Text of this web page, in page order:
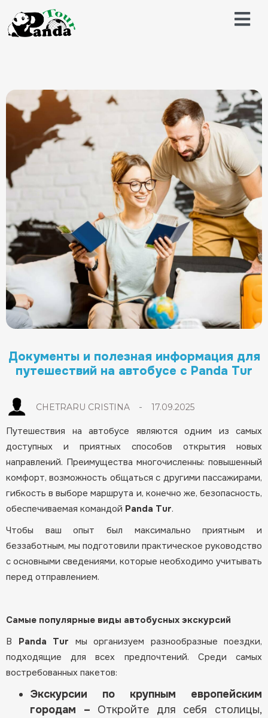
Документы и полезная информация для
путешествий на автобусе с Panda Tur
CHETRARU CRISTINA - 17.09.2025
Путешествия на автобусе являются одним из самых
доступных и приятных способов открытия новых
направлений. Преимущества многочисленны: повышенный
комфорт, возможность общаться с другими пассажирами,
гибкость в выборе маршрута и, конечно же, безопасность,
обеспечиваемая командой Panda Tur.
Чтобы ваш опыт был максимально приятным и
беззаботным, мы подготовили практическое руководство
с основными сведениями, которые необходимо учитывать
перед отправлением.
Самые популярные виды автобусных экскурсий
В Panda Tur мы организуем разнообразные поездки,
подходящие для всех предпочтений. Среди самых
востребованных пакетов:
Экскурсии по крупным европейским
городам – Откройте для себя столицы,